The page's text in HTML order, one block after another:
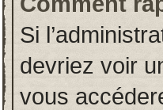
Si
devriez voir
vous